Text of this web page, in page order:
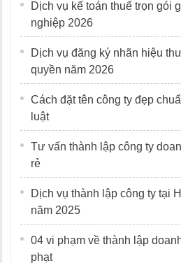
Dịch vụ kế toán thuế trọn gói
nghiệp 2026
Dịch vụ đăng ký nhãn hiệu
quyền năm 2026
Cách đặt tên công ty đẹp
luật
Tư vấn thành lập công ty
rẻ
Dịch vụ thành lập công ty tại
năm 2025
04 vi phạm về thành lập
phạt